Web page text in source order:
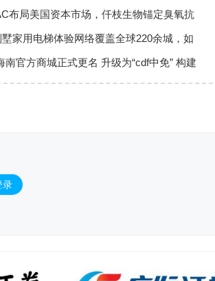
热开售
布局美国资本市场，仟枝生物锚定臭氧抗
道
家用电梯体验网络覆盖全球220余城，如
效服务响应
南官方商城正式更名 升级为“cdf中免” 构建
录 。